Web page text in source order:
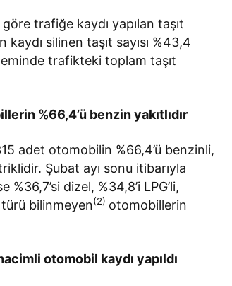
trafiğe kaydı yapılan taşıt
silinen taşıt sayısı %43,4
trafikteki toplam taşıt
%66,4’ü benzin yakıtlıdır
adet otomobilin %66,4’ü benzinli,
Şubat ayı sonu itibarıyla
dizel, %34,8’i LPG’li,
türü bilinmeyen(2) otomobillerin
otomobil kaydı yapıldı